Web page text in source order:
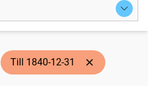
Till 1840-12-31